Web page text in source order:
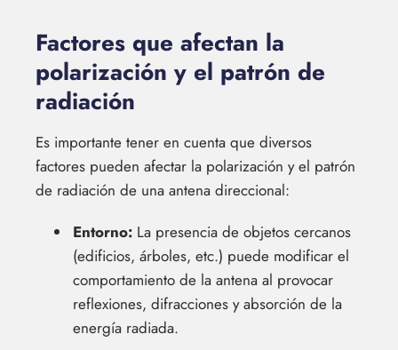
Factores que afectan la
polarización y el patrón de
radiación
Es importante tener en cuenta que diversos
factores pueden afectar la polarización y el patrón
de radiación de una antena direccional:
Entorno: La presencia de objetos cercanos
(edificios, árboles, etc.) puede modificar el
comportamiento de la antena al provocar
reflexiones, difracciones y absorción de la
energía radiada.